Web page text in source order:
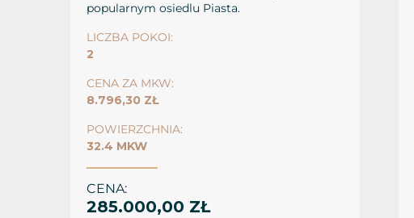
popularnym osiedlu Piasta.
LICZBA POKOI:
2
CENA ZA MKW:
8.796,30 ZŁ
POWIERZCHNIA:
32.4 MKW
CENA:
285.000,00 ZŁ